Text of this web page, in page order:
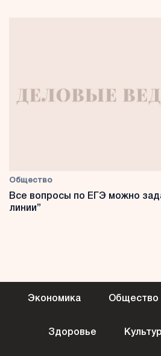
Общество
Все вопросы по ЕГЭ можно
линии”
Экономика Общество
Здоровье